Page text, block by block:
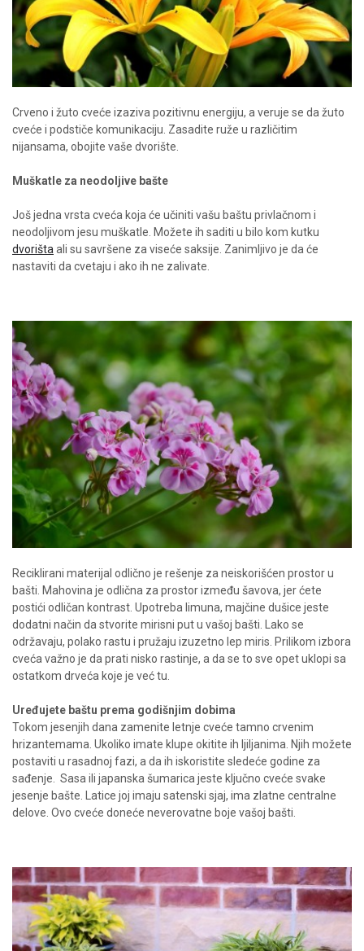
Crveno i žuto cveće izaziva pozitivnu energiju, a veruje se da žuto
cveće i podstiče komunikaciju. Zasadite ruže u različitim
nijansama, obojite vaše dvorište.
Muškatle za neodoljive bašte
Još jedna vrsta cveća koja će učiniti vašu baštu privlačnom i
neodoljivom jesu muškatle. Možete ih saditi u bilo kom kutku
dvorišta ali su savršene za viseće saksije. Zanimljivo je da će
nastaviti da cvetaju i ako ih ne zalivate.
Reciklirani materijal odlično je rešenje za neiskorišćen prostor u
bašti. Mahovina je odlična za prostor između šavova, jer ćete
postići odličan kontrast. Upotreba limuna, majčine dušice jeste
dodatni način da stvorite mirisni put u vašoj bašti. Lako se
održavaju, polako rastu i pružaju izuzetno lep miris. Prilikom izbora
cveća važno je da prati nisko rastinje, a da se to sve opet uklopi sa
ostatkom drveća koje je već tu.
Uređujete baštu prema godišnjim dobima
Tokom jesenjih dana zamenite letnje cveće tamno crvenim
hrizantemama. Ukoliko imate klupe okitite ih ljiljanima. Njih možete
postaviti u rasadnoj fazi, a da ih iskoristite sledeće godine za
sađenje.
Sasa ili japanska šumarica jeste ključno cveće svake
jesenje bašte. Latice joj imaju satenski sjaj, ima zlatne centralne
delove. Ovo cveće doneće neverovatne boje vašoj bašti.